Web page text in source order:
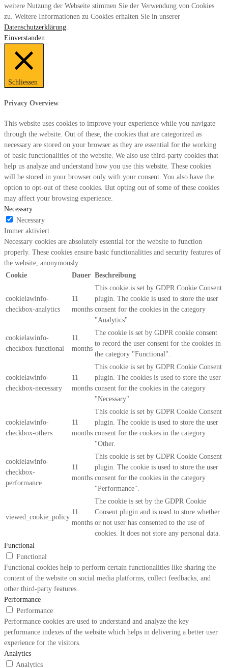
weitere Nutzung der Webseite stimmen Sie der Verwendung von Cookies
zu. Weitere Informationen zu Cookies erhalten Sie in unserer
Datenschutzerklärung.
Einverstanden
Schliessen
Privacy Overview
This website uses cookies to improve your experience while you navigate
through the website. Out of these, the cookies that are categorized as
necessary are stored on your browser as they are essential for the working
of basic functionalities of the website. We also use third-party cookies that
help us analyze and understand how you use this website. These cookies
will be stored in your browser only with your consent. You also have the
option to opt-out of these cookies. But opting out of some of these cookies
may affect your browsing experience.
Necessary
Necessary
Immer aktiviert
Necessary cookies are absolutely essential for the website to function
properly. These cookies ensure basic functionalities and security features of
the website, anonymously.
Cookie
Dauer Beschreibung
cookielawinfo-
checkbox-analytics
11
months
This cookie is set by GDPR Cookie Consent
plugin. The cookie is used to store the user
consent for the cookies in the category
"Analytics".
cookielawinfo-
checkbox-functional
11
months
The cookie is set by GDPR cookie consent
to record the user consent for the cookies in
the category "Functional".
cookielawinfo-
checkbox-necessary
11
months
This cookie is set by GDPR Cookie Consent
plugin. The cookies is used to store the user
consent for the cookies in the category
"Necessary".
cookielawinfo-
checkbox-others
11
months
This cookie is set by GDPR Cookie Consent
plugin. The cookie is used to store the user
consent for the cookies in the category
"Other.
cookielawinfo-
checkbox-
performance
11
months
This cookie is set by GDPR Cookie Consent
plugin. The cookie is used to store the user
consent for the cookies in the category
"Performance".
viewed_cookie_policy
11
months
The cookie is set by the GDPR Cookie
Consent plugin and is used to store whether
or not user has consented to the use of
cookies. It does not store any personal data.
Functional
Functional
Functional cookies help to perform certain functionalities like sharing the
content of the website on social media platforms, collect feedbacks, and
other third-party features.
Performance
Performance
Performance cookies are used to understand and analyze the key
performance indexes of the website which helps in delivering a better user
experience for the visitors.
Analytics
Analytics